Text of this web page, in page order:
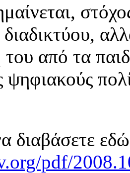
του από τα
ψηφιακούς
διαβάσετε
pdf/